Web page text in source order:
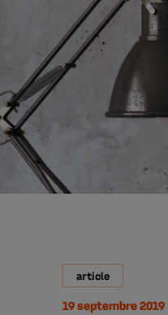
article
19 septembre 2019